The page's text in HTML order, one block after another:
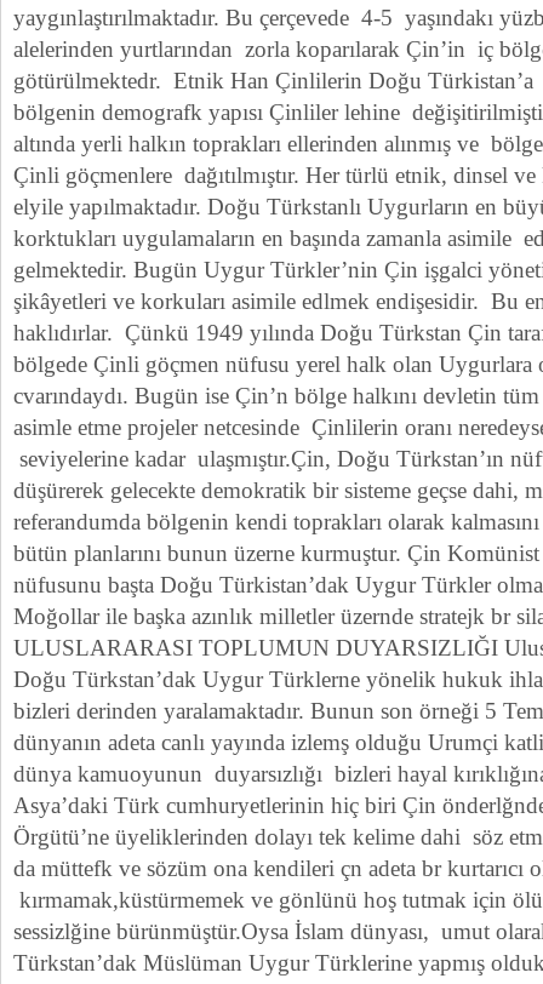
yaygınlaştırılmaktadır. Bu çerçevede 4-5 yaşındakı
alelerinden yurtlarından zorla koparılarak Çin’in iç
götürülmektedr. Etnik Han Çinlilerin Doğu
bölgenin demografk yapısı Çinliler lehine
altında yerli halkın toprakları ellerinden alınmış ve
Çinli göçmenlere dağıtılmıştır. Her türlü etnik, dinsel ve
elyile yapılmaktadır. Doğu Türkstanlı Uygurların en
korktukları uygulamaların en başında zamanla asimile
gelmektedir. Bugün Uygur Türkler’nin Çin işgalci
şikâyetleri ve korkuları asimile edlmek endişesidir. Bu
haklıdırlar. Çünkü 1949 yılında Doğu Türkstan Çin
bölgede Çinli göçmen nüfusu yerel halk olan
cvarındaydı. Bugün ise Çin’n bölge halkını devletin
asimle etme projeler netcesinde Çinlilerin oranı
seviyelerine kadar ulaşmıştır.Çin, Doğu Türkstan’ın
düşürerek gelecekte demokratik bir sisteme geçse dahi,
referandumda bölgenin kendi toprakları olarak
bütün planlarını bunun üzerne kurmuştur. Çin
nüfusunu başta Doğu Türkistan’dak Uygur Türkler
Moğollar ile başka azınlık milletler üzernde stratejk br
ULUSLARARASI TOPLUMUN DUYARSIZLIĞI
Doğu Türkstan’dak Uygur Türklerne yönelik hukuk
bizleri derinden yaralamaktadır. Bunun son örneği 5
dünyanın adeta canlı yayında izlemş olduğu Urumçi
dünya kamuoyunun duyarsızlığı bizleri hayal
Asya’daki Türk cumhuryetlerinin hiç biri Çin
Örgütü’ne üyeliklerinden dolayı tek kelime dahi söz
da müttefk ve sözüm ona kendileri çn adeta br kurtarıcı
kırmamak,küstürmemek ve gönlünü hoş tutmak için
sessizlğine bürünmüştür.Oysa İslam dünyası, umut
Türkstan’dak Müslüman Uygur Türklerine yapmış